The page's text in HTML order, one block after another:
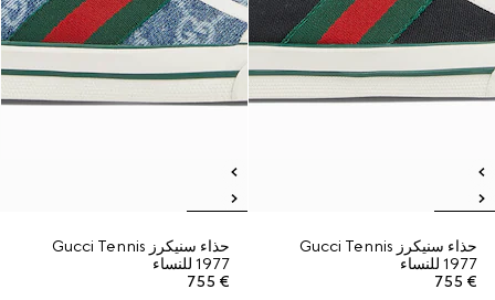
حذاء سنيكرز Gucci Tennis
1977 للنساء
€ 755
حذاء سنيكرز Gucci Tennis
1977 للنساء
€ 755